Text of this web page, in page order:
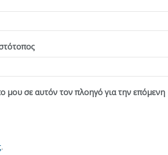
μου σε αυτόν τον πλοηγό για την επόμενη
.